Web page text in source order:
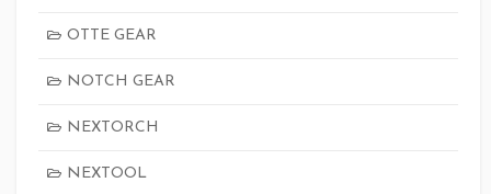
OTTE GEAR
NOTCH GEAR
NEXTORCH
NEXTOOL